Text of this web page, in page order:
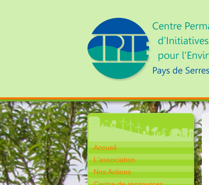
Accueil
L'association
Nos Actions